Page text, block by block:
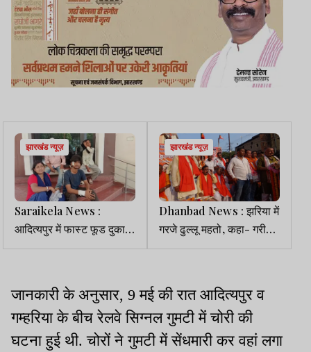
झारखंड न्यूज़
Saraikela News :
आदित्यपुर में फास्ट फूड दुकान
पर मारपीट, ग्राहक व
झारखंड न्यूज़
Dhanbad News : झरिया में
गरजे ढुल्लू महतो, कहा- गरीबों
का सम्मान कुचलने वालों से
जानकारी के अनुसार, 9 मई की रात आदित्यपुर व
गम्हरिया के बीच रेलवे सिग्नल गुमटी में चोरी की
घटना हुई थी. चोरों ने गुमटी में सेंधमारी कर वहां लगा